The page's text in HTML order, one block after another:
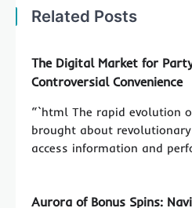
Related Posts
The Digital Market for
Controversial Convenience
“`html The rapid evolution
brought about
access information and
Aurora of Bonus Spins: